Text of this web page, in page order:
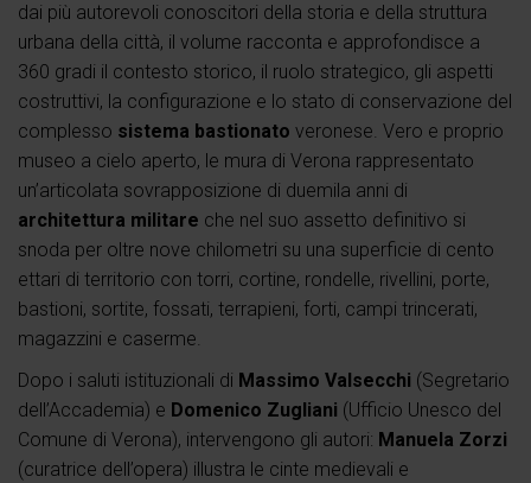
dai più autorevoli conoscitori della storia e della struttura
urbana della città, il volume racconta e approfondisce a
360 gradi il contesto storico, il ruolo strategico, gli aspetti
costruttivi, la configurazione e lo stato di conservazione del
complesso sistema bastionato veronese. Vero e proprio
museo a cielo aperto, le mura di Verona rappresentato
un’articolata sovrapposizione di duemila anni di
architettura militare che nel suo assetto definitivo si
snoda per oltre nove chilometri su una superficie di cento
ettari di territorio con torri, cortine, rondelle, rivellini, porte,
bastioni, sortite, fossati, terrapieni, forti, campi trincerati,
magazzini e caserme.
Dopo i saluti istituzionali di Massimo Valsecchi (Segretario
dell’Accademia) e Domenico Zugliani (Ufficio Unesco del
Comune di Verona), intervengono gli autori: Manuela Zorzi
(curatrice dell’opera) illustra le cinte medievali e